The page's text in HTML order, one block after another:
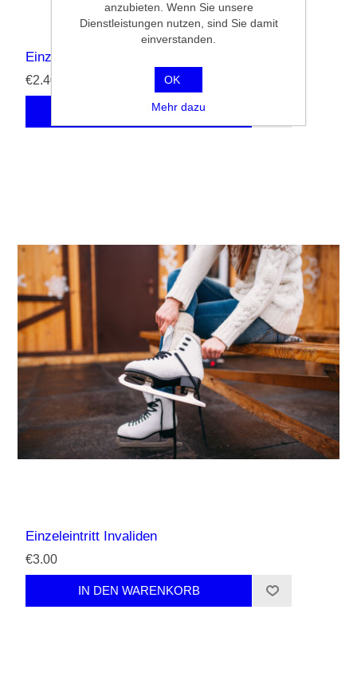
Einzeleintritt Kinder
€2.40
Einzeleintritt Invaliden
€3.00
anzubieten. Wenn Sie unsere
Dienstleistungen nutzen, sind Sie damit
einverstanden.
OK
Mehr dazu